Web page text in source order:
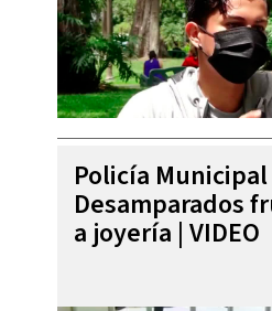
Policía
Desamparados
a joyería | VIDEO